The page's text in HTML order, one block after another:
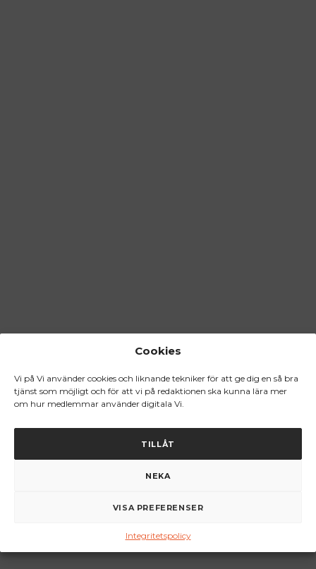
Cookies
Vi på Vi använder cookies och liknande tekniker för att ge dig en så bra
tjänst som möjligt och för att vi på redaktionen ska kunna lära mer
om hur medlemmar använder digitala Vi.
TILLÅT
NEKA
VISA PREFERENSER
Integritetspolicy